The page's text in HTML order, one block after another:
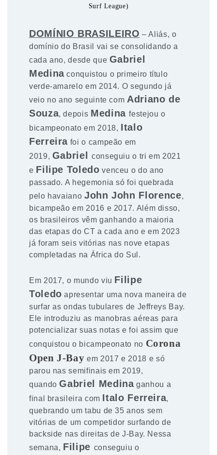
Surf League)
DOMÍNIO BRASILEIRO – Aliás, o
domínio do Brasil vai se consolidando a
cada ano, desde que Gabriel
Medinaconquistou o primeiro título
verde-amarelo em 2014. O segundo já
veio no ano seguinte com Adriano de
Souza, depois Medinafestejou o
bicampeonato em 2018, Italo
Ferreira foi o campeão em
2019, Gabriel
conseguiu o tri em 2021
e Filipe Toledo venceu o do ano
passado. A hegemonia só foi quebrada
pelo havaiano John John Florence,
bicampeão em 2016 e 2017. Além disso,
os brasileiros vêm ganhando a maioria
das etapas do CT a cada ano e em 2023
já foram seis vitórias nas nove etapas
completadas na África do Sul.
Em 2017, o mundo viu Filipe
Toledo apresentar uma nova maneira de
surfar as ondas tubulares de Jeffreys Bay.
Ele introduziu as manobras aéreas para
potencializar suas notas e foi assim que
conquistou o bicampeonato no Corona
Open J-Bay em 2017 e 2018 e só
parou nas semifinais em 2019,
quandoGabriel Medinaganhou a
final brasileira com Italo Ferreira,
quebrando um tabu de 35 anos sem
vitórias de um competidor surfando de
backside nas direitas de J-Bay. Nessa
semana, Filipe conseguiu o